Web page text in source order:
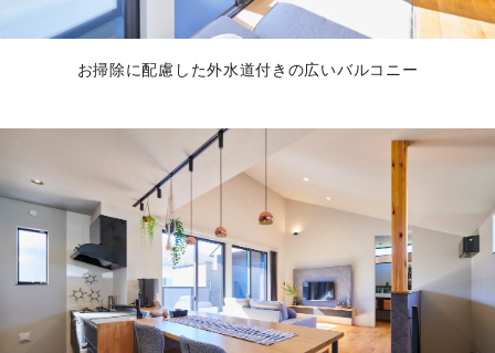
お掃除に配慮した外水道付きの広いバルコニー